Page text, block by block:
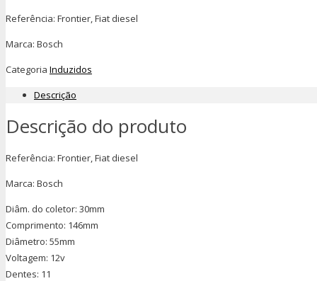
Referência: Frontier, Fiat diesel
Marca: Bosch
Categoria Induzidos
Descrição
Descrição do produto
Referência: Frontier, Fiat diesel
Marca: Bosch
Diâm. do coletor: 30mm
Comprimento: 146mm
Diâmetro: 55mm
Voltagem: 12v
Dentes: 11